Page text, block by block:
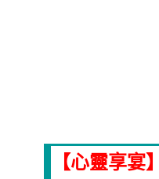
【心靈享宴